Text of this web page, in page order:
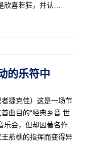
欣喜若狂，并认…
的乐符中
者捷克佳）这是一场节
曲目的“经典乡音 世
乐会，但却因著名作
燕樵的指挥而变得异